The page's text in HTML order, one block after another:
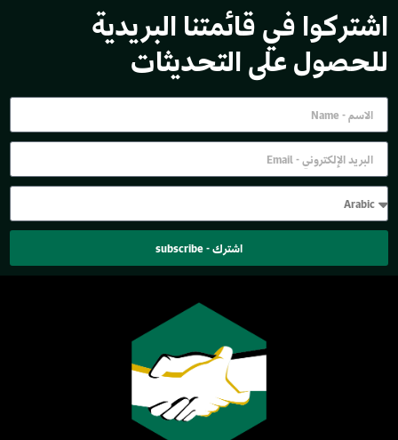
اشتركوا في قائمتنا البريدية
للحصول على التحديثات
اشترك - subscribe